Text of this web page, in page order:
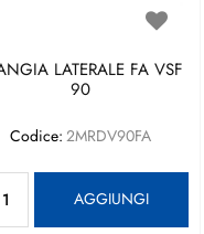
LATERALE FA VSF
90
Codice: 2MRDV90FA
AGGIUNGI